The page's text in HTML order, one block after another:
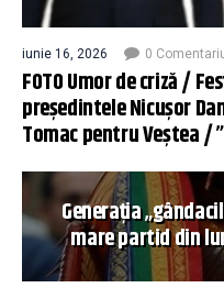
iunie 16, 2026 0
FOTO Umor de criză /
președintele Nicușor
Tomac pentru Veștea /
Generația
mare partid din